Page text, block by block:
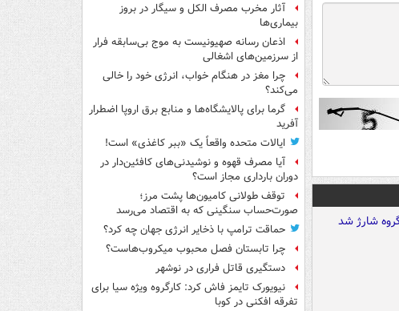
آثار مخرب مصرف الکل و سیگار در بروز
بیماری‌ها
اذعان رسانه صهیونیست به موج بی‌سابقه فرار
از سرزمین‌های اشغالی
چرا مغز در هنگام خواب، انرژی خود را خالی
می‌کند؟
گرما برای پالایشگاه‌ها و منابع برق اروپا اضطرار
آفرید
ایالات متحده واقعاً یک «ببر کاغذی» است!
آیا مصرف قهوه و نوشیدنی‌های کافئین‌دار در
دوران بارداری مجاز است؟
توقف طولانی کامیون‌ها پشت مرز؛
صورت‌حساب سنگینی که به اقتصاد می‌رسد
حماقت ترامپ با ذخایر انرژی جهان چه کرد؟
چرا تابستان فصل محبوب میکروب‌هاست؟
دستگیری قاتل فراری در نوشهر
نیویورک تایمز فاش کرد: کارگروه ویژه سیا برای
تفرقه افکنی در کوبا